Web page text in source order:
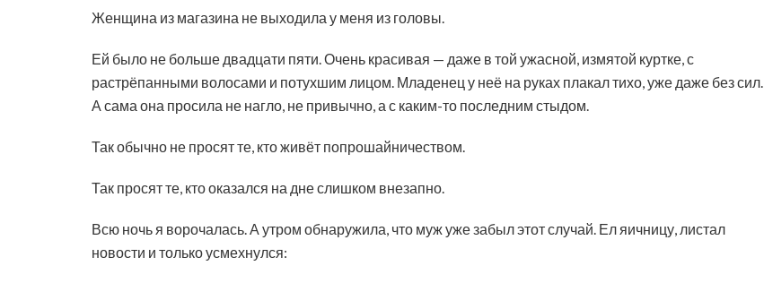
Женщина из магазина не выходила у меня из головы.
Ей было не больше двадцати пяти. Очень красивая — даже в той ужасной, измятой куртке, с
растрёпанными волосами и потухшим лицом. Младенец у неё на руках плакал тихо, уже даже без сил.
А сама она просила не нагло, не привычно, а с каким-то последним стыдом.
Так обычно не просят те, кто живёт попрошайничеством.
Так просят те, кто оказался на дне слишком внезапно.
Всю ночь я ворочалась. А утром обнаружила, что муж уже забыл этот случай. Ел яичницу, листал
новости и только усмехнулся: